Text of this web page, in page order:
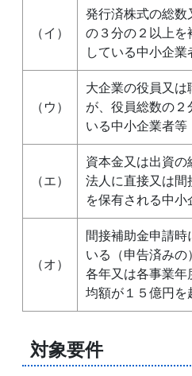
（イ）
発行済株式の総数
の３分の２以上を
している中小企業
（ウ）
大企業の役員又
が、役員総数の２
いる中小企業者等
（エ）
資本金又は出資
法人に直接又は間
を保有される中小
（オ）
間接補助金申請時
いる（申告済み
各年又は各事業年
均額が１５億円を
対象要件